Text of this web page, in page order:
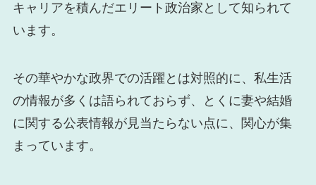
キャリアを積んだエリート政治家として知られて
います。
その華やかな政界での活躍とは対照的に、私生活
の情報が多くは語られておらず、とくに妻や結婚
に関する公表情報が見当たらない点に、関心が集
まっています。